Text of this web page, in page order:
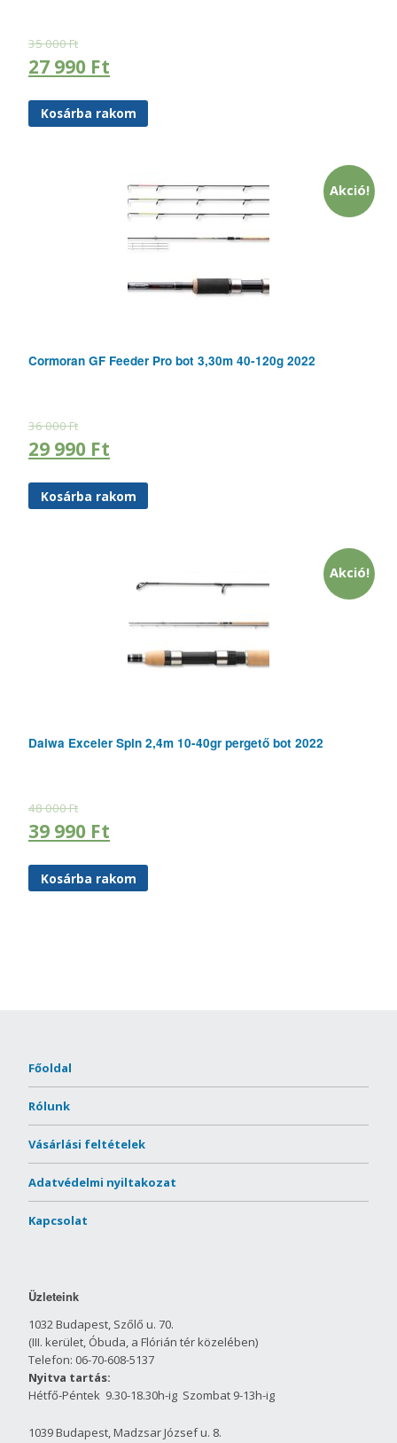
35 000Ft
27 990 Ft
Kosárba rakom
Akció!
Cormoran GF Feeder Pro bot 3,30m 40-120g 2022
36 000Ft
29 990 Ft
Kosárba rakom
Akció!
Daiwa Exceler Spin 2,4m 10-40gr pergető bot 2022
48 000Ft
39 990 Ft
Kosárba rakom
Főoldal
Rólunk
Vásárlási feltételek
Adatvédelmi nyiltakozat
Kapcsolat
Üzleteink
1032 Budapest, Szőlő u. 70.
(III. kerület, Óbuda, a Flórián tér közelében)
Telefon: 06-70-608-5137
Nyitva tartás:
Hétfő-Péntek 9.30-18.30h-ig Szombat 9-13h-ig
1039 Budapest, Madzsar József u. 8.